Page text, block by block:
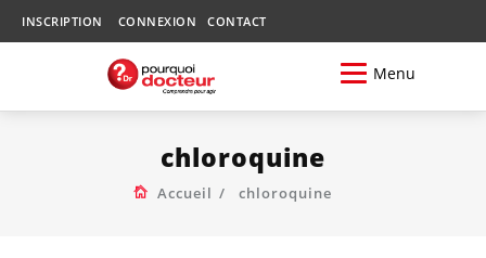
INSCRIPTION CONNEXION CONTACT
Menu
chloroquine
Accueil chloroquine